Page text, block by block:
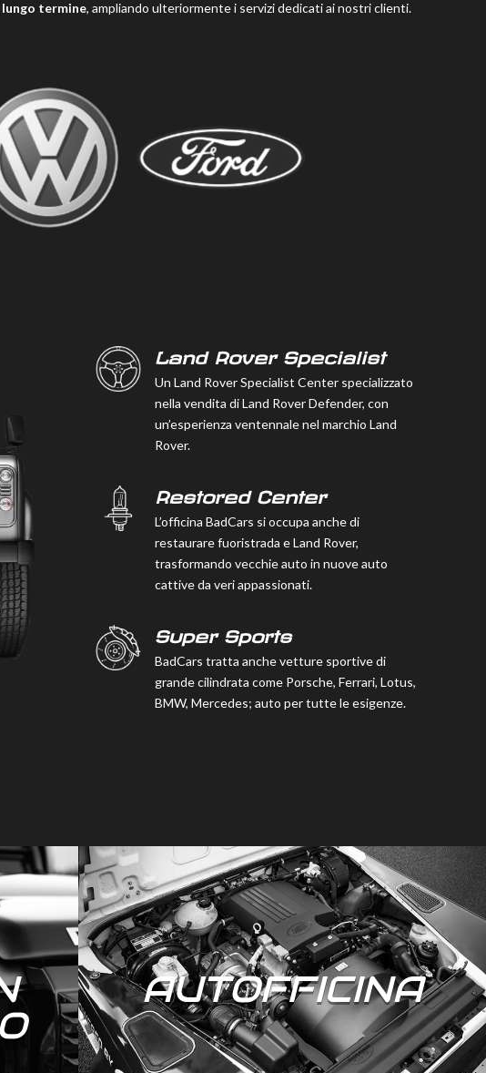
termine, ampliando ulteriormente i servizi dedicati ai nostri clienti.
Land Rover Specialist
Un Land Rover Specialist Center specializzato
nella vendita di Land Rover Defender, con
un’esperienza ventennale nel marchio Land
Rover.
Restored Center
L’officina BadCars si occupa anche di
restaurare fuoristrada e Land Rover,
trasformando vecchie auto in nuove auto
cattive da veri appassionati.
Super Sports
BadCars tratta anche vetture sportive di
grande cilindrata come Porsche, Ferrari, Lotus,
BMW, Mercedes; auto per tutte le esigenze.
AUTOFFICINA